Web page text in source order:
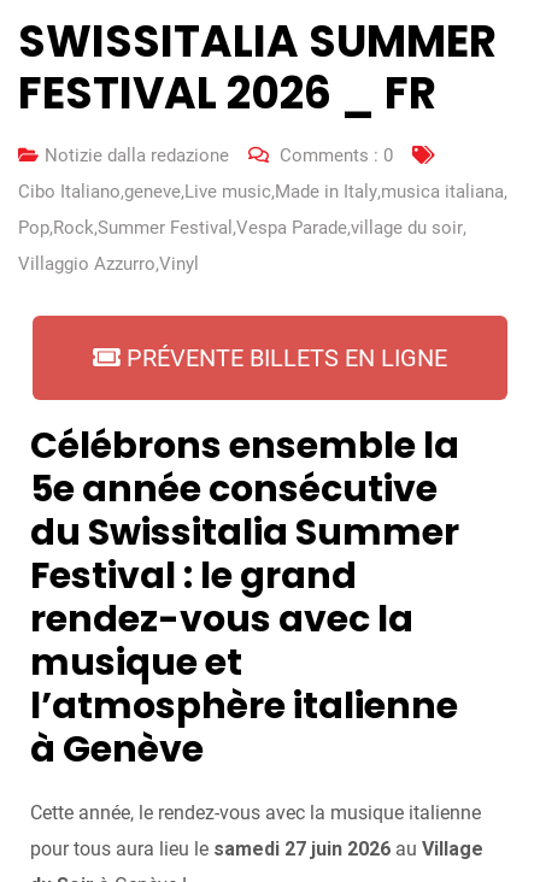
SWISSITALIA SUMMER
FESTIVAL 2026 _ FR
Notizie dalla redazione Comments : 0
Cibo Italiano,geneve,Live music,Made in Italy,musica italiana,
Pop,Rock,Summer Festival ,Vespa Parade,village du soir,
Villaggio Azzurro,Vinyl
PRÉVENTE BILLETS EN LIGNE
Célébrons ensemblela
5e année consécutive
du Swissitalia Summer
Festival : le grand
rendez-vous avec la
musique et
l’atmosphère italienne
à Genève
Cette année, le rendez-vous avec la musique italienne
pour tous aura lieu le samedi 27 juin 2026 au Village